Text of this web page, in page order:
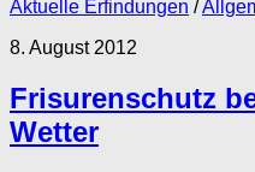
Aktuelle Erfindungen /
8. August 2012
Frisurenschutz
Wetter